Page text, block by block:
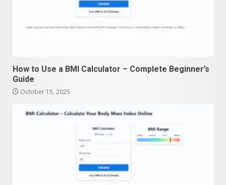
How to Use a BMI Calculator – Complete Beginner’s
Guide
October 15, 2025